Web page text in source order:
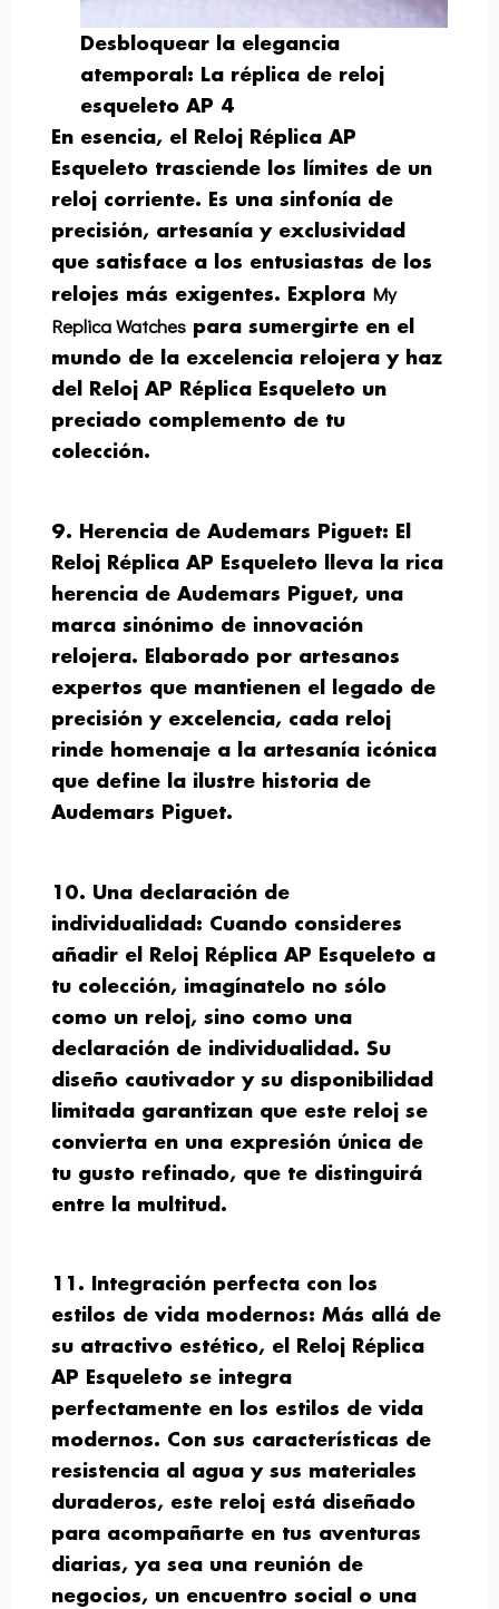
Desbloquear la elegancia
atemporal: La réplica de reloj
esqueleto AP 4
En esencia, el Reloj Réplica AP
Esqueleto trasciende los límites de un
reloj corriente. Es una sinfonía de
precisión, artesanía y exclusividad
que satisface a los entusiastas de los
relojes más exigentes. Explora My
Replica Watches para sumergirte en el
mundo de la excelencia relojera y haz
del Reloj AP Réplica Esqueleto un
preciado complemento de tu
colección.
9. Herencia de Audemars Piguet: El
Reloj Réplica AP Esqueleto lleva la rica
herencia de Audemars Piguet, una
marca sinónimo de innovación
relojera. Elaborado por artesanos
expertos que mantienen el legado de
precisión y excelencia, cada reloj
rinde homenaje a la artesanía icónica
que define la ilustre historia de
Audemars Piguet.
10. Una declaración de
individualidad: Cuando consideres
añadir el Reloj Réplica AP Esqueleto a
tu colección, imagínatelo no sólo
como un reloj, sino como una
declaración de individualidad. Su
diseño cautivador y su disponibilidad
limitada garantizan que este reloj se
convierta en una expresión única de
tu gusto refinado, que te distinguirá
entre la multitud.
11. Integración perfecta con los
estilos de vida modernos: Más allá de
su atractivo estético, el Reloj Réplica
AP Esqueleto se integra
perfectamente en los estilos de vida
modernos. Con sus características de
resistencia al agua y sus materiales
duraderos, este reloj está diseñado
para acompañarte en tus aventuras
diarias, ya sea una reunión de
negocios, un encuentro social o una